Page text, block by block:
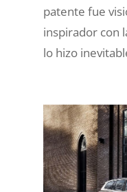
patente fue
inspirador con
lo hizo